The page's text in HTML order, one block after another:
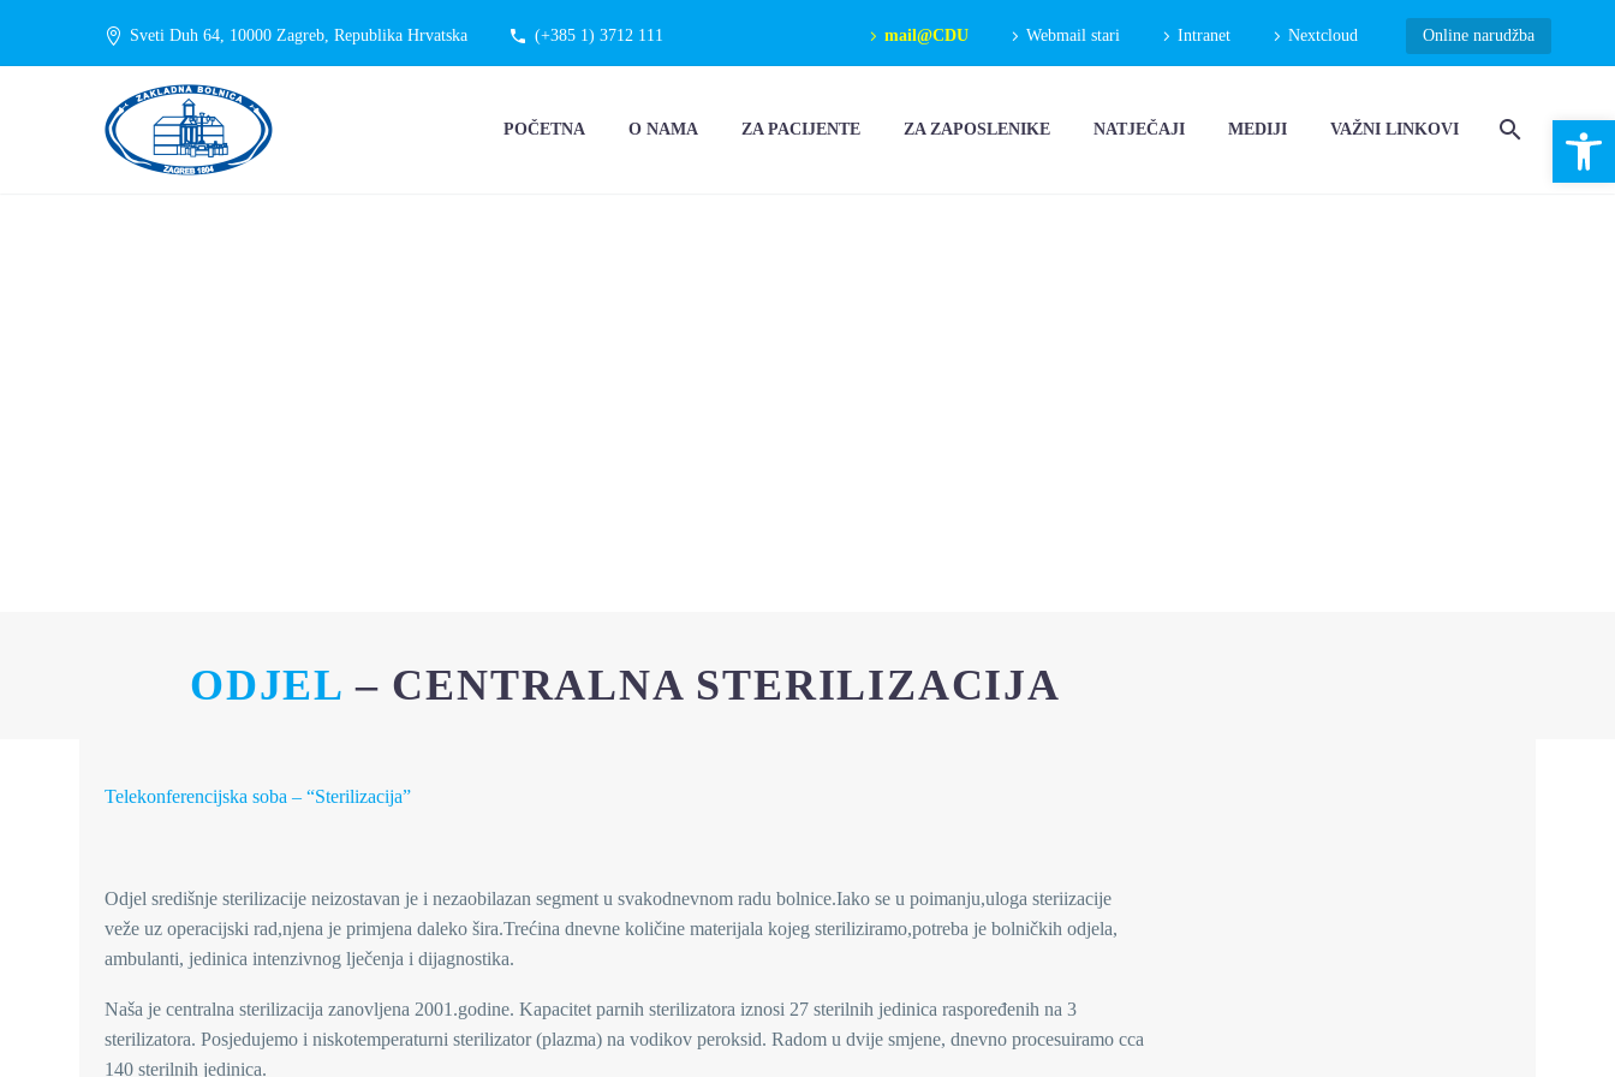
Sveti Duh 64, 10000 Zagreb, Republika Hrvatska (+385 1) 3712 111 mail@CDU Webmail stari Intranet Nextcloud Online narudžba
POČETNA O NAMA ZA PACIJENTE ZA ZAPOSLENIKE NATJEČAJI MEDIJI VAŽNI LINKOVI
ODJEL – CENTRALNA STERILIZACIJA
Telekonferencijska soba – “Sterilizacija”
Odjel središnje sterilizacije neizostavan je i nezaobilazan segment u svakodnevnom radu bolnice.Iako se u poimanju,uloga steriizacije
veže uz operacijski rad,njena je primjena daleko šira.Trećina dnevne količine materijala kojeg steriliziramo,potreba je bolničkih odjela,
ambulanti, jedinica intenzivnog lječenja i dijagnostika.
Naša je centralna sterilizacija zanovljena 2001.godine. Kapacitet parnih sterilizatora iznosi 27 sterilnih jedinica raspoređenih na 3
sterilizatora. Posjedujemo i niskotemperaturni sterilizator (plazma) na vodikov peroksid. Radom u dvije smjene, dnevno procesuiramo cca
140 sterilnih jedinica.